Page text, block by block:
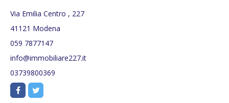
Via Emilia Centro , 227
41121 Modena
059 7877147
info@immobiliare227.it
03739800369